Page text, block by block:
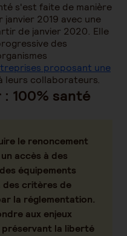
s'est faite de manière
2019 avec une
de janvier 2020. Elle
des
proposant une
leurs collaborateurs.
100% santé
le renoncement
accès à des
équipements
des critères de
la réglementation.
aux enjeux
la liberté